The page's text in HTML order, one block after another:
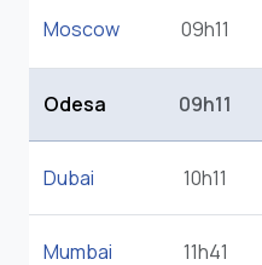
Moscow 09h11
Odesa 09h11
Dubai 10h11
Mumbai 11h41